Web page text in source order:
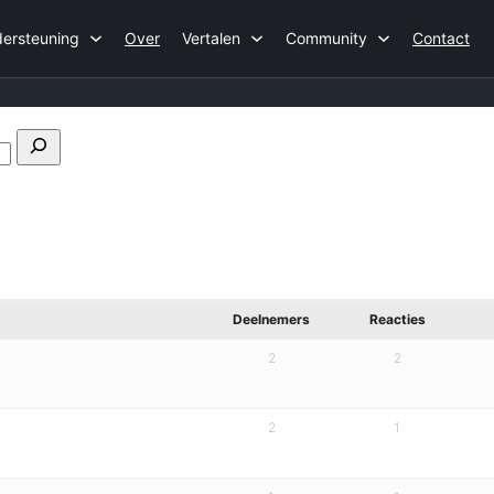
Over Vertalen Community Contact
Forums
Deelnemers Reacties
2 2
2 1